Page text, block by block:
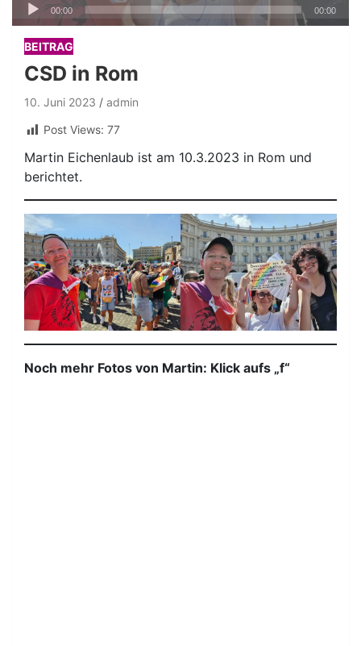
Player
00:00 00:00
BEITRAG
CSD in Rom
10. Juni 2023
admin
Post Views: 77
Martin Eichenlaub ist am 10.3.2023 in Rom und
berichtet.
Noch mehr Fotos von Martin: Klick aufs „f“